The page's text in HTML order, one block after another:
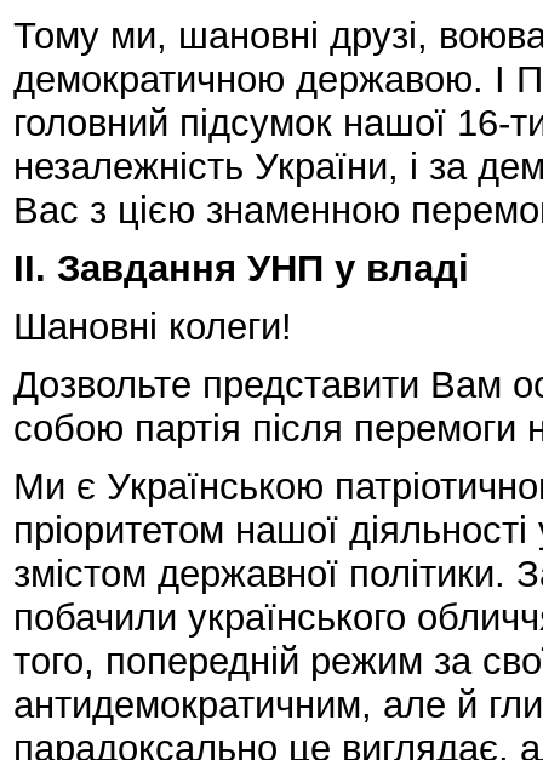
Тому ми, шановні друзі,
демократичною державою. І
головний підсумок нашої 16-
незалежність України, і за
Вас з цією знаменною
ІІ. Завдання УНП у владі
Шановні колеги!
Дозвольте представити Вам
собою партія після перемоги
Ми є Українською
пріоритетом нашої
змістом державної політики.
побачили українського
того, попередній режим за
антидемократичним, але й
парадоксально це виглядає,